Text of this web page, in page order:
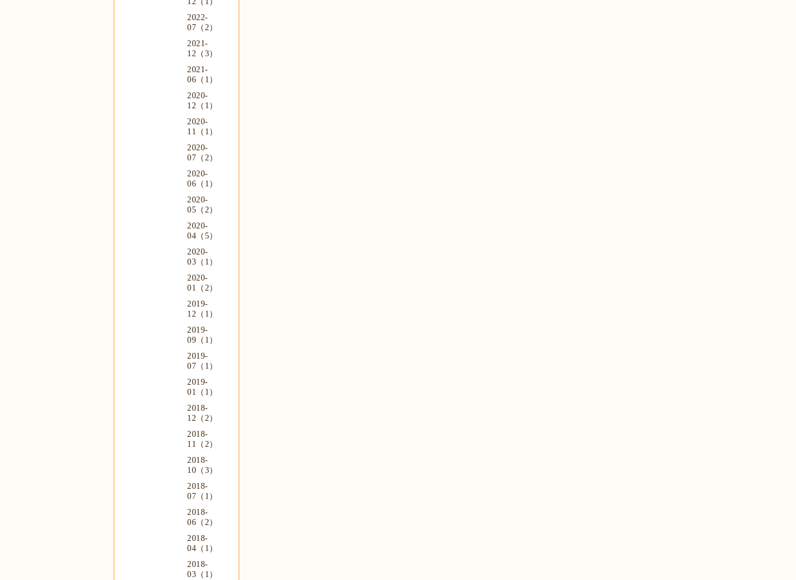
2022-
07（2）
2021-
12（3）
2021-
06（1）
2020-
12（1）
2020-
11（1）
2020-
07（2）
2020-
06（1）
2020-
05（2）
2020-
04（5）
2020-
03（1）
2020-
01（2）
2019-
12（1）
2019-
09（1）
2019-
07（1）
2019-
01（1）
2018-
12（2）
2018-
11（2）
2018-
10（3）
2018-
07（1）
2018-
06（2）
2018-
04（1）
2018-
03（1）